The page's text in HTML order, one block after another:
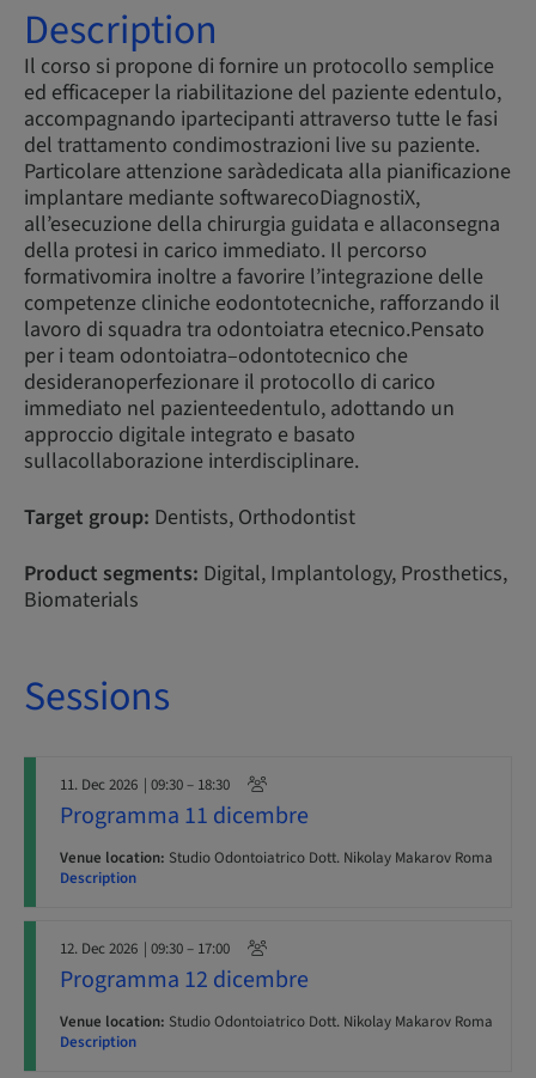
Description
Il corso si propone di fornire un protocollo semplice
ed efficaceper la riabilitazione del paziente edentulo,
accompagnando ipartecipanti attraverso tutte le fasi
del trattamento condimostrazioni live su paziente.
Particolare attenzione saràdedicata alla pianificazione
implantare mediante softwarecoDiagnostiX,
all’esecuzione della chirurgia guidata e allaconsegna
della protesi in carico immediato. Il percorso
formativomira inoltre a favorire l’integrazione delle
competenze cliniche eodontotecniche, rafforzando il
lavoro di squadra tra odontoiatra etecnico.Pensato
per i team odontoiatra–odontotecnico che
desideranoperfezionare il protocollo di carico
immediato nel pazienteedentulo, adottando un
approccio digitale integrato e basato
sullacollaborazione interdisciplinare.
Target group: Dentists, Orthodontist
Product segments: Digital, Implantology, Prosthetics,
Biomaterials
Sessions
11. Dec 2026 | 09:30 – 18:30
Programma 11 dicembre
Venue location: Studio Odontoiatrico Dott. Nikolay Makarov Roma
Description
12. Dec 2026 | 09:30 – 17:00
Programma 12 dicembre
Venue location: Studio Odontoiatrico Dott. Nikolay Makarov Roma
Description